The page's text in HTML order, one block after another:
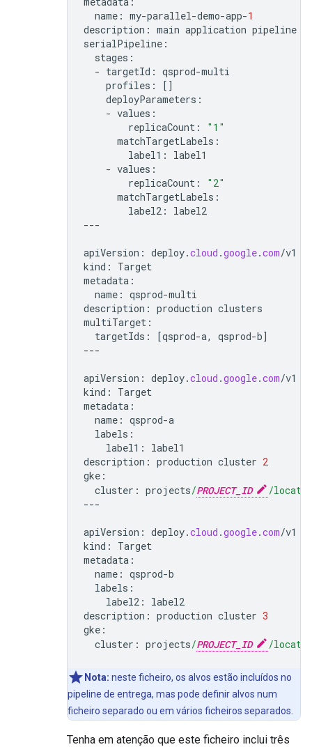
name : my-parallel-demo-app-1
description : main application pipeline
serialPipeline :
stages :
- targetId : qsprod-multi
profiles :
[]
deployParameters :
- values :
replicaCount :
"1"
matchTargetLabels :
label1 :
label1
- values :
replicaCount :
"2"
matchTargetLabels :
label2 :
label2
---
apiVersion : deploy.cloud .google.com/v1
kind :
Target
metadata :
name : qsprod-multi
description : production clusters
multiTarget :
targetIds : [qsprod-a, qsprod-b]
---
apiVersion : deploy.cloud .google.com/v1
kind :
Target
metadata :
name : qsprod-a
labels :
label1 :
label1
description : production cluster 2
gke :
cluster : projects/PROJECT_ID
/
---
apiVersion : deploy.cloud .google.com/v1
kind :
Target
metadata :
name : qsprod-b
labels :
label2 :
label2
description : production cluster 3
gke :
cluster : projects/PROJECT_ID /
Nota: neste ficheiro, os alvos estão incluídos no
pipeline de entrega, mas pode definir alvos num
ficheiro separado ou em vários ficheiros separados.
Tenha em atenção que este ficheiro inclui três